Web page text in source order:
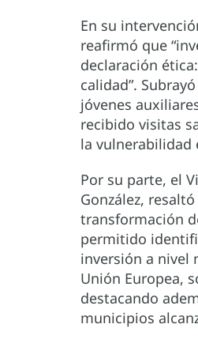
En su
reafirmó que
declaración
calidad”.
jóvenes
recibido visitas
la vulnerabilidad
Por su parte, el
González,
transformación
permitido
inversión a nivel
Unión Europea,
destacando
municipios